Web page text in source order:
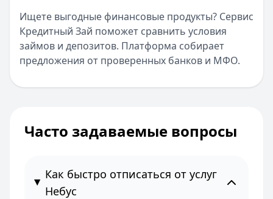
Ищете выгодные финансовые продукты? Сервис
Кредитный Зай поможет сравнить условия
займов и депозитов. Платформа собирает
предложения от проверенных банков и МФО.
Часто задаваемые вопросы
Как быстро отписаться от услуг
Небус